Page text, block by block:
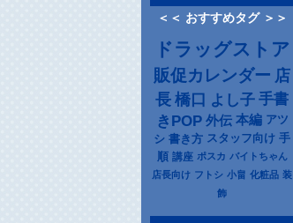
＜＜ おすすめタグ ＞＞
ドラッグストア
販促カレンダー 店
長 橋口 よし子 手書
きPOP 外伝 本編 アツ
シ 書き方 スタッフ向け 手
順 講座 ポスカ バイトちゃん
店長向け フトシ 小畠 化粧品 装
飾